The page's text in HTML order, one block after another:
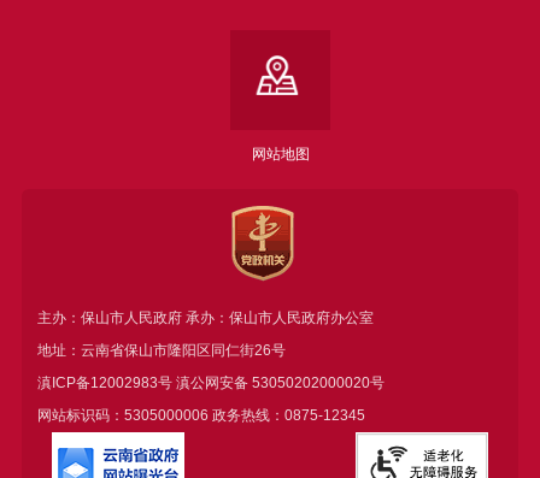
网站地图
主办：保山市人民政府 承办：保山市人民政府办公室
地址：云南省保山市隆阳区同仁街26号
滇ICP备12002983号滇公网安备 53050202000020号
网站标识码：5305000006 政务热线：0875-12345